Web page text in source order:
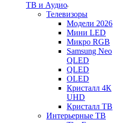
ТВ и Аудио
Телевизоры
Модели 2026
Мини LED
Микро RGB
Samsung Neo
QLED
QLED
OLED
Кристалл 4К
UHD
Кристалл ТВ
Интерьерные ТВ